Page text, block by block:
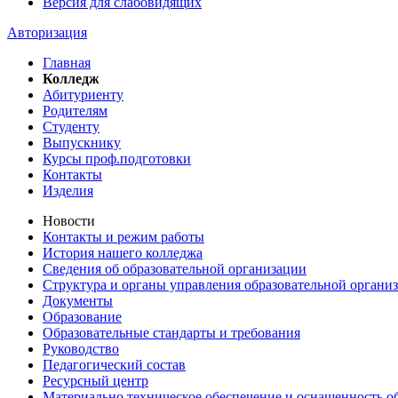
Авторизация
Главная
Колледж
Абитуриенту
Родителям
Студенту
Выпускнику
Курсы проф.подготовки
Контакты
Изделия
Новости
Контакты и режим работы
История нашего колледжа
Сведения об образовательной организации
Структура и органы управления образовательной
Документы
Образование
Образовательные стандарты и требования
Руководство
Педагогический состав
Ресурсный центр